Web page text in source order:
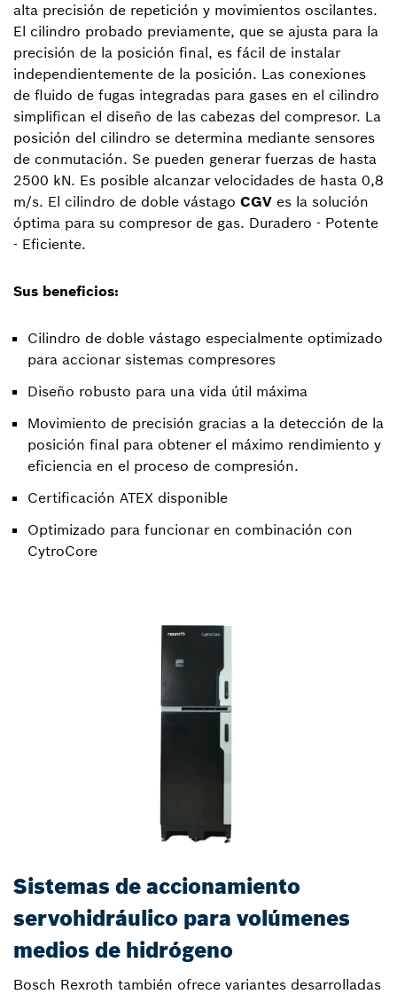
alta precisión de repetición y movimientos oscilantes.
El cilindro probado previamente, que se ajusta para la
precisión de la posición final, es fácil de instalar
independientemente de la posición. Las conexiones
de fluido de fugas integradas para gases en el cilindro
simplifican el diseño de las cabezas del compresor. La
posición del cilindro se determina mediante sensores
de conmutación. Se pueden generar fuerzas de hasta
2500 kN. Es posible alcanzar velocidades de hasta 0,8
m/s. El cilindro de doble vástago CGV es la solución
óptima para su compresor de gas. Duradero - Potente
- Eficiente.
Sus beneficios:
Cilindro de doble vástago especialmente optimizado
para accionar sistemas compresores
Diseño robusto para una vida útil máxima
Movimiento de precisión gracias a la detección de la
posición final para obtener el máximo rendimiento y
eficiencia en el proceso de compresión.
Certificación ATEX disponible
Optimizado para funcionar en combinación con
CytroCore
Sistemas de accionamiento
servohidráulico para volúmenes
medios de hidrógeno
Bosch Rexroth también ofrece variantes desarrolladas